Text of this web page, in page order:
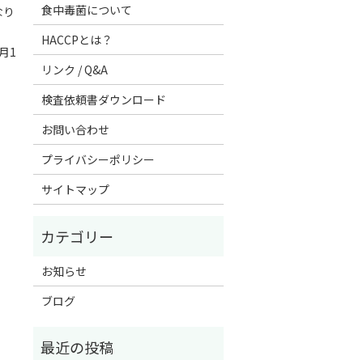
1
食中毒菌について
HACCPとは？
リンク / Q&A
検査依頼書ダウンロード
お問い合わせ
プライバシーポリシー
サイトマップ
お知らせ
ブログ